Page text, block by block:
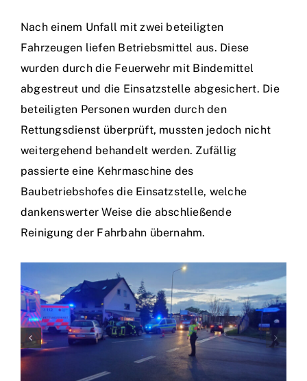
Nach einem Unfall mit zwei beteiligten
Fahrzeugen liefen Betriebsmittel aus. Diese
wurden durch die Feuerwehr mit Bindemittel
abgestreut und die Einsatzstelle abgesichert. Die
beteiligten Personen wurden durch den
Rettungsdienst überprüft, mussten jedoch nicht
weitergehend behandelt werden. Zufällig
passierte eine Kehrmaschine des
Baubetriebshofes die Einsatzstelle, welche
dankenswerter Weise die abschließende
Reinigung der Fahrbahn übernahm.